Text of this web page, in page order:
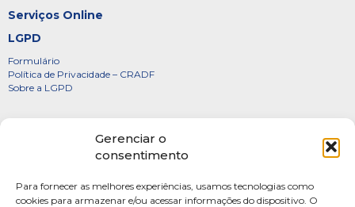
Gerenciar o
consentimento
Para fornecer as melhores experiências, usamos tecnologias como
cookies para armazenar e/ou acessar informações do dispositivo. O
Serviços Online
LGPD
Formulário
Política de Privacidade – CRADF
Sobre a LGPD
Diretoria